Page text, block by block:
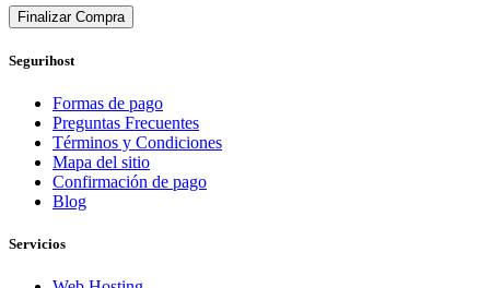
Finalizar Compra
Segurihost
Formas de pago
Preguntas Frecuentes
Términos y Condiciones
Mapa del sitio
Confirmación de pago
Blog
Servicios